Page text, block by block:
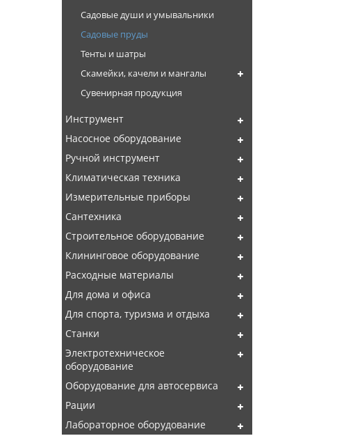
Садовые души и умывальники
Садовые пруды
Тенты и шатры
Скамейки, качели и мангалы
Сувенирная продукция
Инструмент
Насосное оборудование
Ручной инструмент
Климатическая техника
Измерительные приборы
Сантехника
Строительное оборудование
Клининговое оборудование
Расходные материалы
Для дома и офиса
Для спорта, туризма и отдыха
Станки
Электротехническое
оборудование
Оборудование для автосервиса
Рации
Лабораторное оборудование